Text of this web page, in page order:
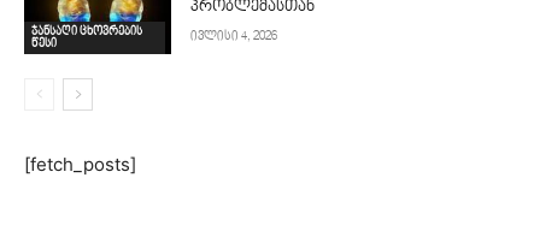
ჯანსაღი ცხოვრების
წესი
პრობლემასთან
ივლისი 4, 2026
[fetch_posts]